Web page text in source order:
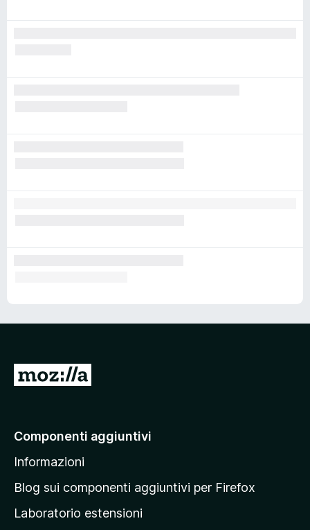
V
a
l
a
a
Componenti aggiuntivi
Informazioni
Blog sui componenti aggiuntivi per Firefox
Laboratorio estensioni